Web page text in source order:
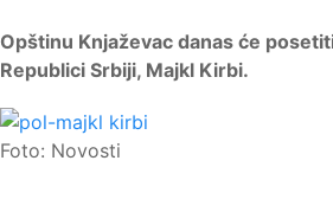
Opštinu Knjaževac danas će
Republici Srbiji, Majkl Kirbi.
Foto: Novosti